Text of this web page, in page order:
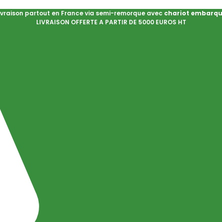
partout en France via semi-remorque avec chariot
LIVRAISON OFFERTE A PARTIR DE 5000 EUROS HT